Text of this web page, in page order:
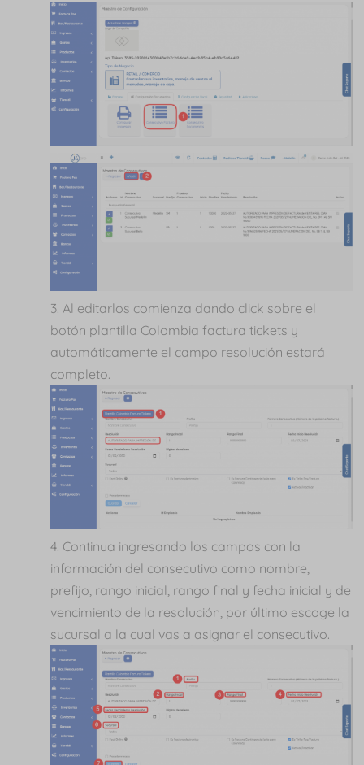
Al editarlos comienza dando click sobre el
botón plantilla Colombia factura tickets y
automáticamente el campo resolución estará
completo.
Continua ingresando los campos con la
información del consecutivo como nombre,
prefijo, rango inicial, rango final y fecha inicial y de
vencimiento de la resolución, por último escoge la
sucursal a la cual vas a asignar el consecutivo.